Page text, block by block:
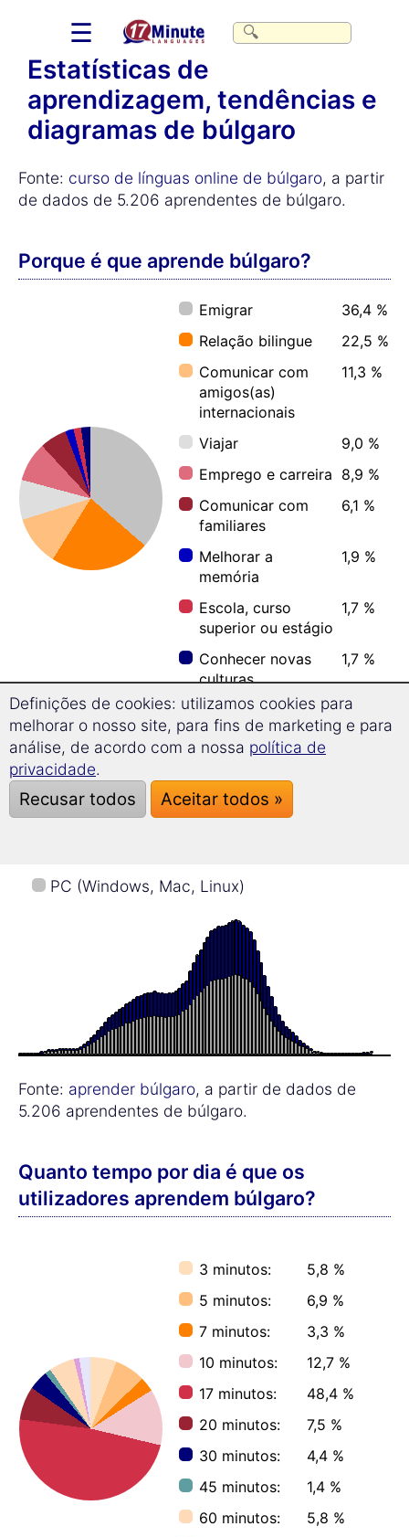
☰
Estatísticas de
aprendizagem, tendências e
diagramas de búlgaro
Fonte: curso de línguas online de búlgaro, a partir
de dados de 5.206 aprendentes de búlgaro.
Porque é que aprende búlgaro?
Emigrar
36,4 %
Relação bilingue
22,5 %
Comunicar com
amigos(as)
internacionais
11,3 %
Viajar
9,0 %
Emprego e carreira 8,9 %
Comunicar com
familiares
6,1 %
Melhorar a
memória
1,9 %
Escola, curso
superior ou estágio
1,7 %
Conhecer novas
culturas
1,7 %
Qual a idade das pessoas que
aprendem búlgaro?
PC (Windows, Mac, Linux)
Fonte: aprender búlgaro, a partir de dados de
5.206 aprendentes de búlgaro.
Quanto tempo por dia é que os
utilizadores aprendem búlgaro?
3 minutos:
5,8 %
5 minutos:
6,9 %
7 minutos:
3,3 %
10 minutos:
12,7 %
17 minutos:
48,4 %
20 minutos:
7,5 %
30 minutos:
4,4 %
45 minutos:
1,4 %
60 minutos:
5,8 %
Definições de cookies: utilizamos cookies para
melhorar o nosso site, para fins de marketing e para
análise, de acordo com a nossa política de
privacidade.
Recusar todos Aceitar todos »